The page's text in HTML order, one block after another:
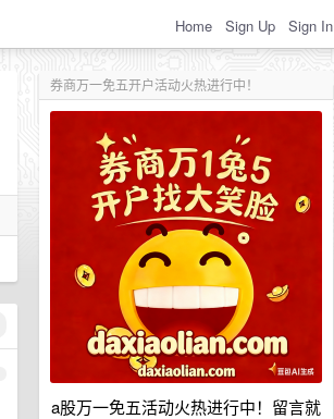
Home Sign Up Sign In
券商万一免五开户活动火热进行中！
a股万一免五活动火热进行中！留言就